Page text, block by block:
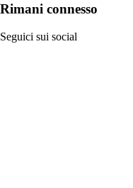
Rimani connesso
Seguici sui social